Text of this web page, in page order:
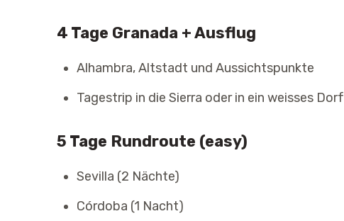
4 Tage Granada + Ausflug
Alhambra, Altstadt und Aussichtspunkte
Tagestrip in die Sierra oder in ein weisses Dorf
5 Tage Rundroute (easy)
Sevilla (2 Nächte)
Córdoba (1 Nacht)